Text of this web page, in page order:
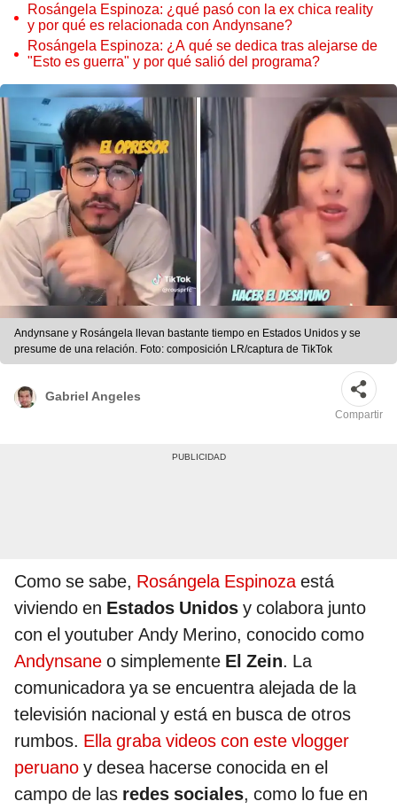
Rosángela Espinoza: ¿qué pasó con la ex chica reality
y por qué es relacionada con Andynsane?
Rosángela Espinoza: ¿A qué se dedica tras alejarse de
"Esto es guerra" y por qué salió del programa?
Andynsane y Rosángela llevan bastante tiempo en Estados Unidos y se
presume de una relación. Foto: composición LR/captura de TikTok
Gabriel Angeles
Compartir
Como se sabe, Rosángela Espinozaestá
viviendo en Estados Unidos y colabora junto
con el youtuber Andy Merino, conocido como
Andynsane o simplemente El Zein. La
comunicadora ya se encuentra alejada de la
televisión nacional y está en busca de otros
rumbos. Ella graba videos con este vlogger
peruano y desea hacerse conocida en el
campo de las redes sociales, como lo fue en